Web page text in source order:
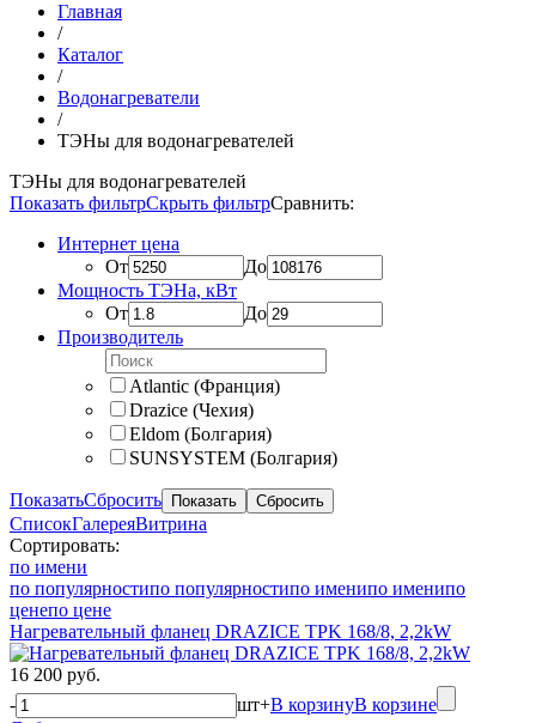
Главная
/
Каталог
/
Водонагреватели
/
ТЭНы для водонагревателей
ТЭНы для водонагревателей
Показать фильтрСкрыть фильтрСравнить:
Интернет цена
От
До
Мощность ТЭНа, кВт
От
До
Производитель
Atlantic (Франция)
Drazice (Чехия)
Eldom (Болгария)
SUNSYSTEM (Болгария)
ПоказатьСбросить
СписокГалереяВитрина
Сортировать:
по имени
по популярностипо популярностипо именипо именипо
ценепо цене
Нагревательный фланец DRAZICE TPK 168/8, 2,2kW
16 200 руб.
-
шт+В корзинуВ корзине